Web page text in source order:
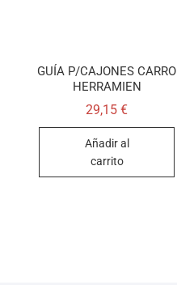
GUÍA P/CAJONES CARRO
HERRAMIEN
29,15€
Añadir al
carrito